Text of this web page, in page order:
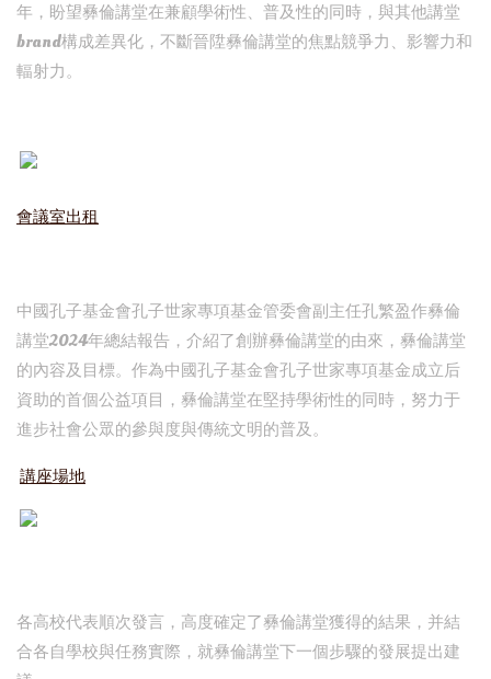
年，盼望彝倫講堂在兼顧學術性、普及性的同時，與其他講堂
brand構成差異化，不斷晉陞彝倫講堂的焦點競爭力、影響力和
輻射力。
會議室出租
中國孔子基金會孔子世家專項基金管委會副主任孔繁盈作彝倫
講堂2024年總結報告，介紹了創辦彝倫講堂的由來，彝倫講堂
的內容及目標。作為中國孔子基金會孔子世家專項基金成立后
資助的首個公益項目，彝倫講堂在堅持學術性的同時，努力于
進步社會公眾的參與度與傳統文明的普及。
講座場地
各高校代表順次發言，高度確定了彝倫講堂獲得的結果，并結
合各自學校與任務實際，就彝倫講堂下一個步驟的發展提出建